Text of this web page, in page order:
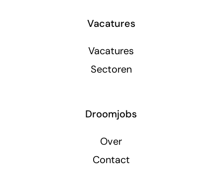
Vacatures
Vacatures
Sectoren
Droomjobs
Over
Contact